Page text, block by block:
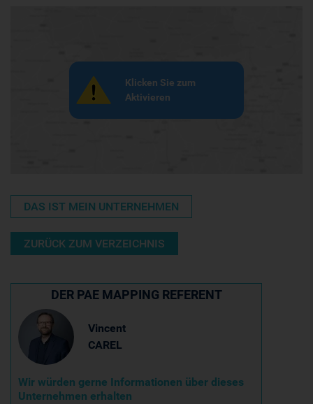
Klicken Sie zum
Aktivieren
DAS IST MEIN UNTERNEHMEN
ZURÜCK ZUM VERZEICHNIS
DER PAE MAPPING REFERENT
Vincent
CAREL
Wir würden gerne Informationen über dieses
Unternehmen erhalten